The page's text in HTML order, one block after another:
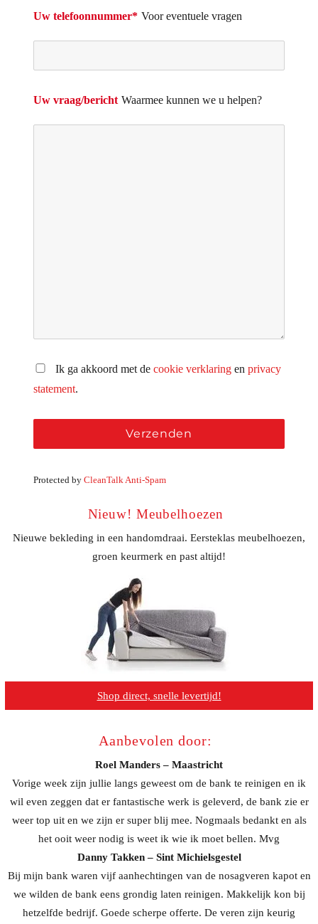
Uw telefoonnummer* Voor eventuele vragen
Uw vraag/bericht Waarmee kunnen we u helpen?
Ik ga akkoord met de cookie verklaringen privacy
statement.
Protected by CleanTalk Anti-Spam
Nieuw! Meubelhoezen
Nieuwe bekleding in een handomdraai. Eersteklas meubelhoezen,
groen keurmerk en past altijd!
Shop direct, snelle levertijd!
Aanbevolen door:
Roel Manders – Maastricht
Vorige week zijn jullie langs geweest om de bank te reinigen en ik
wil even zeggen dat er fantastische werk is geleverd, de bank zie er
weer top uit en we zijn er super blij mee. Nogmaals bedankt en als
het ooit weer nodig is weet ik wie ik moet bellen. Mvg
Danny Takken – Sint Michielsgestel
Bij mijn bank waren vijf aanhechtingen van de nosagveren kapot en
we wilden de bank eens grondig laten reinigen. Makkelijk kon bij
hetzelfde bedrijf. Goede scherpe offerte. De veren zijn keurig